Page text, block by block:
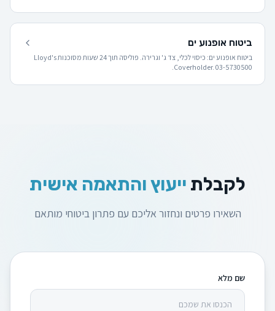
ביטוח אופנוע ים
ביטוח אופנוע ים: כיסוי לכלי, צד ג' וגרירה. פוליסה תוך 24 שעות מסוכנות Lloyd's
Coverholder. 03-5730500.
לקבלת ייעוץ והתאמה אישית
השאירו פרטים ונחזור אליכם עם פתרון ביטוחי מותאם
שם מלא